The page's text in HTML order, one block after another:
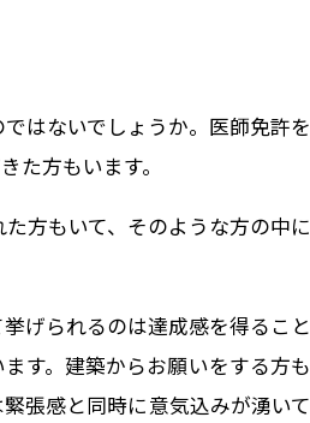
はないでしょうか。医師免許を
た方もいます。
方もいて、そのような方の中に
げられるのは達成感を得ること
す。建築からお願いをする方も
張感と同時に意気込みが湧いて